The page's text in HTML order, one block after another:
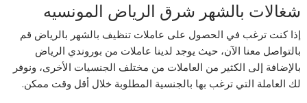
شغالات بالشهر شرق الرياض المونسيه
إذا كنت ترغب في الحصول على عاملات تنظيف بالشهر بالرياض قم
بالتواصل معنا الآن، حيث يوجد لدينا عاملات من بوروندي الرياض
بالإضافة إلى الكثير من العاملات من مختلف الجنسيات الأخرى، ونوفر
لك العاملة التي ترغب بها بالجنسية المطلوبة خلال أقل وقت ممكن.